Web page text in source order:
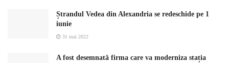
Ștrandul Vedea din Alexandria se redeschide pe 1
iunie
31 mai 2022
A fost desemnată firma care va moderniza stația